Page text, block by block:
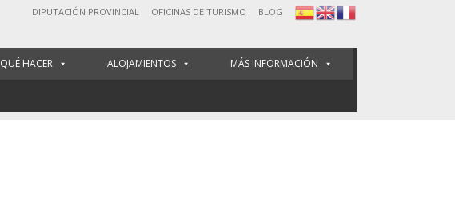
DIPUTACIÓN PROVINCIAL OFICINAS DE TURISMO BLOG
QUÉ HACER ALOJAMIENTOS MÁS INFORMACIÓN